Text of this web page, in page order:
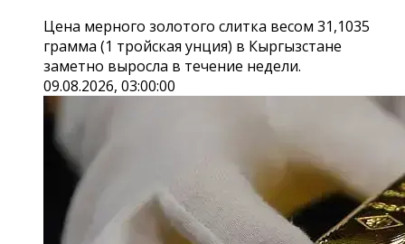
Цена мерного золотого слитка весом 31,1035
грамма (1 тройская унция) в Кыргызстане
заметно выросла в течение недели.
09.08.2026, 03:00:00